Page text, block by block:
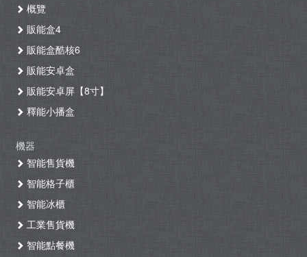
概覽
販能盒4
販能盒酷核6
販能安卓盒
販能安卓屏【8寸】
釋能小播盒
機器
智能售貨機
智能格子櫃
智能冰櫃
工業售貨機
智能點餐機